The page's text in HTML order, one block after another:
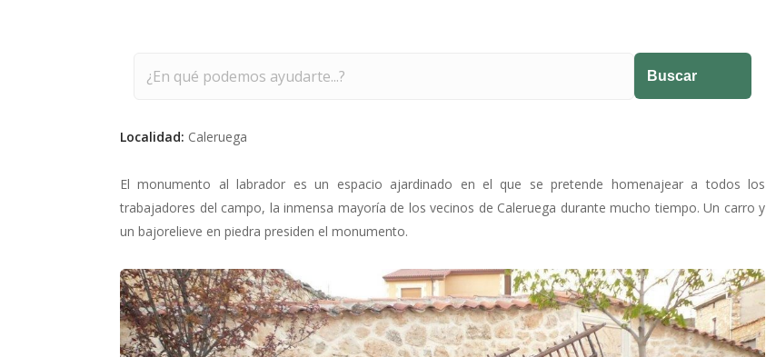
Buscar
Localidad: Caleruega
El monumento al labrador es un espacio ajardinado en el que se pretende homenajear a todos los
trabajadores del campo, la inmensa mayoría de los vecinos de Caleruega durante mucho tiempo. Un carro y
un bajorelieve en piedra presiden el monumento.